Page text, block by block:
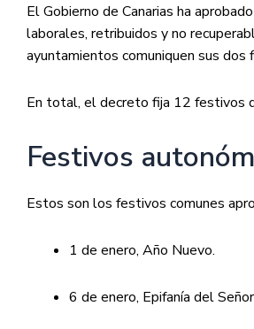
El Gobierno de Canarias ha
laborales, retribuidos y no
ayuntamientos comuniquen sus
En total, el decreto fija 12 festivos
Festivos
Estos son los festivos comunes
1 de enero, Año Nuevo.
6 de enero, Epifanía del